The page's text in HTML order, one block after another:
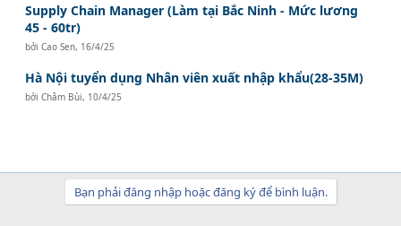
Supply Chain Manager (Làm tại Bắc Ninh - Mức lương
45 - 60tr)
bởiCao Sen, 16/4/25
Hà Nội tuyển dụng Nhân viên xuất nhập khẩu(28-35M)
bởiChâm Bùi, 10/4/25
Bạn phải đăng nhập hoặc đăng ký để bình luận.